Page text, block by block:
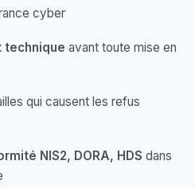
cyber
technique avant toute mise en
qui causent les refus
NIS2, DORA, HDS dans